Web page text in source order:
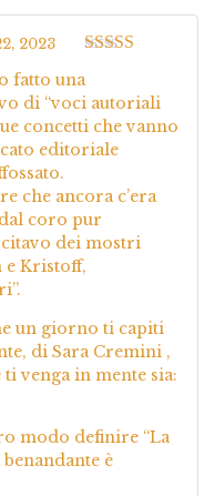
2023
fatto una
di “voci autoriali
concetti che vanno
editoriale
che ancora c’era
coro pur
dei mostri
e Kristoff,
un giorno ti capiti
di Sara Cremini ,
ti venga in mente sia:
modo definire “La
è